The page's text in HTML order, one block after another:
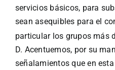
servicios básicos, para
sean asequibles para el
particular los grupos más
D. Acentuemos, por su
señalamientos que en